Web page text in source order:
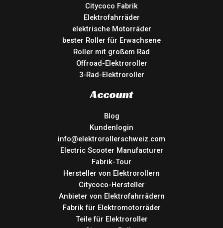
Citycoco Fabrik
Elektrofahrräder
elektrische Motorräder
bester Roller für Erwachsene
Roller mit großem Rad
Offroad-Elektroroller
3-Rad-Elektroroller
Account
Blog
Kundenlogin
info@elektrorollerschweiz.com
Electric Scooter Manufacturer
Fabrik-Tour
Hersteller von Elektrorollern
Citycoco-Hersteller
Anbieter von Elektrofahrrädern
Fabrik für Elektromotorräder
Teile für Elektroroller